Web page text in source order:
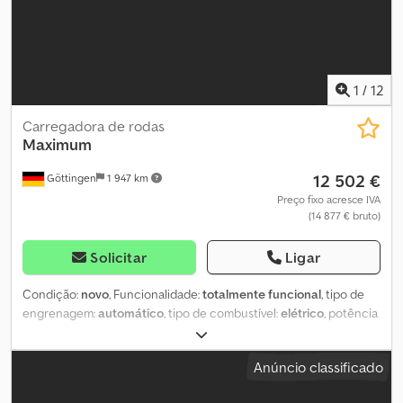
1 / 12
Göttingen 1 947 km
Carregadora de rodas
Maximum
12 502 €
Preço fixo acresce IVA
(14 877 € bruto)
Solicitar Ligar
Condição: novo, Funcionalidade:totalmente funcional, tipo de
engrenagem:automático, tipo de combustível:elétrico, potência
, altura de elevação:
do pneu:29.12,5-15, estado dos pneus:100 percentagem, Ano de
cabina, pá padrão, tração integral,
Anúncio classificado